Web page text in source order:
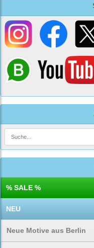
% SALE %
NEU
Neue Motive aus Berlin